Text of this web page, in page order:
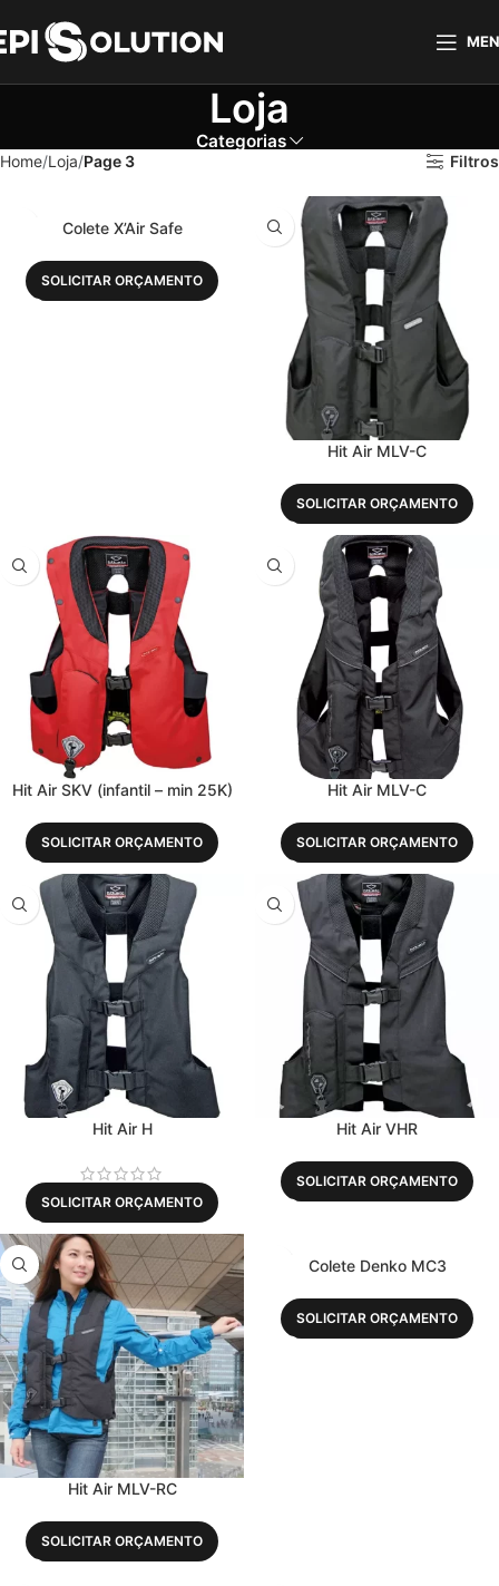
Loja
Categorias
Home Loja Page 3 Filtros
Colete X’Air Safe
SOLICITAR ORÇAMENTO
Hit Air MLV-C
SOLICITAR ORÇAMENTO
Hit Air SKV (infantil – min 25K)
SOLICITAR ORÇAMENTO
Hit Air MLV-C
SOLICITAR ORÇAMENTO
Hit Air H
SOLICITAR ORÇAMENTO
Hit Air VHR
SOLICITAR ORÇAMENTO
Hit Air MLV-RC
SOLICITAR ORÇAMENTO
Colete Denko MC3
SOLICITAR ORÇAMENTO